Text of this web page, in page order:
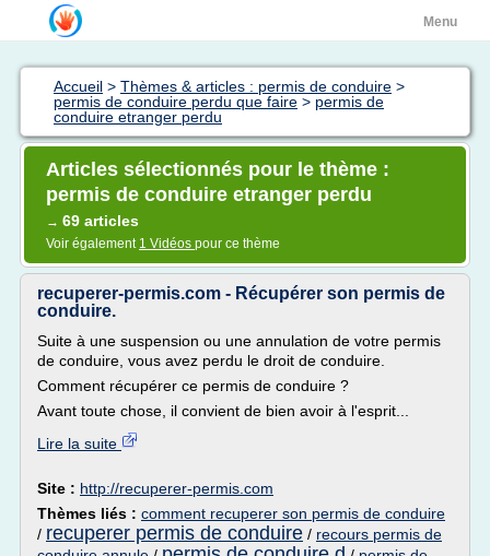
Menu
Accueil > Thèmes & articles : permis de conduire >
permis de conduire perdu que faire > permis de
conduire etranger perdu
Articles sélectionnés pour le thème :
permis de conduire etranger perdu
→ 69 articles
Voir également 1 Vidéos pour ce thème
recuperer-permis.com - Récupérer son permis de
conduire.
Suite à une suspension ou une annulation de votre permis
de conduire, vous avez perdu le droit de conduire.
Comment récupérer ce permis de conduire ?
Avant toute chose, il convient de bien avoir à l'esprit...
Lire la suite
Site : http://recuperer-permis.com
Thèmes liés : comment recuperer son permis de conduire
/ recuperer permis de conduire / recours permis de